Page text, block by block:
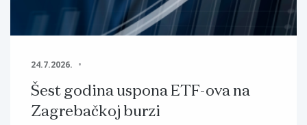
24.7.2026.
Šest godina uspona ETF-ova na
Zagrebačkoj burzi